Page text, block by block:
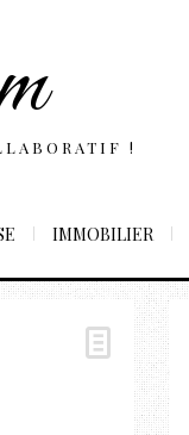
!
IMMOBILIER